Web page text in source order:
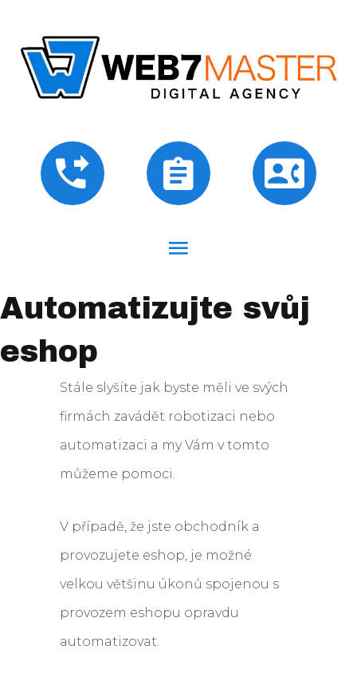
Automatizujte svůj
eshop
Stále slyšíte jak byste měli ve svých
firmách zavádět robotizaci nebo
automatizaci a my Vám v tomto
můžeme pomoci.
V případě, že jste obchodník a
provozujete eshop, je možné
velkou většinu úkonů spojenou s
provozem eshopu opravdu
automatizovat.